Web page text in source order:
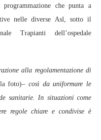
che punta a
nelle diverse Asl, sotto il
Trapianti dell’ospedale
alla regolamentazione di
foto)–così da uniformare le
sanitarie. In situazioni come
regole chiare e condivise è